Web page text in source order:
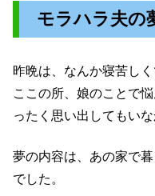
モラハラ夫の
昨晩は、なんか寝苦し
ここの所、娘のことで
ったく思い出してもいな
夢の内容は、あの家で
でした。